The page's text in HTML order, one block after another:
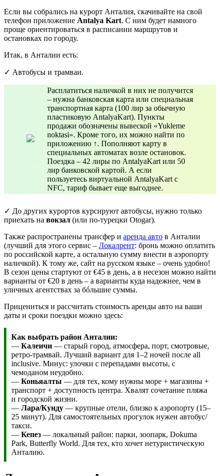
Если вы собрались на курорт Анталия, скачивайте на свой
телефон приложение Antalya Kart. С ним будет намного
проще ориентироваться в расписании маршрутов и
остановках по городу.
Итак, в Анталии есть:
✓ Автобусы и трамваи.
Расплатиться наличкой в них не получится
– нужна банковская карта или специальная
транспортная карта (100 лир за обычную
пластиковую AntalyaKart). Пункты
продажи обозначены вывеской «Yukleme
noktasi». Кроме того, их можно найти по
приложению ↑. Пополняют карту в
специальных автоматах возле остановок.
Поездка – 42 лиры по AntalyaKart или 50
лир банковской картой. А если
пользуетесь виртуальной AntalyaKart с
NFC, тариф бывает еще выгоднее.
✓ До других курортов курсируют автобусы, нужно только
приехать на вокзал (или по-турецки Otogar).
Также распространены трансфер и аренда авто в Анталии
(лучший для этого сервис – Локалрент: бронь можно оплатить
по российской карте, а остальную сумму внести в аэропорту
наличкой). К тому же, сайт на русском языке – очень удобно!
В сезон цены стартуют от €45 в день, а в несезон можно найти
варианты от €20 в день – а варианты куда надежнее, чем в
уличных агентствах за бóльшие суммы.
Прицениться и рассчитать стоимость аренды авто на ваши
даты и сроки поездки можно здесь:
Как выбрать район Анталии:
— Калеичи — старый город, атмосфера, порт, смотровые,
ретро-трамвай. Лучший вариант для 1–2 ночей после all
inclusive. Минус: улочки с перепадами высоты, с
чемоданом неудобно.
— Коньяалты — для тех, кому нужны море + магазины +
транспорт + доступность центра. Хвалят сочетание пляжа
и городской жизни.
— Лара/Кунду — крупные отели, близко к аэропорту (15–
25 минут). Для самостоятельных прогулок нужен автобус/
такси.
— Кепез — локальный район: парки, зоопарк, Dokuma
Park, Butterfly World. Для тех, кто хочет нетуристическую
Анталию.